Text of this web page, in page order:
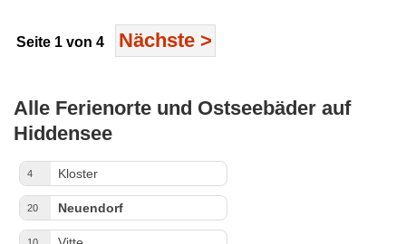
Seite 1 von 4 Nächste >
Alle Ferienorte und Ostseebäder auf
Hiddensee
4 Kloster
20 Neuendorf